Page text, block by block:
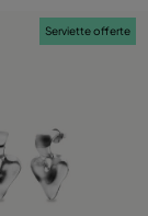
Serviette offerte